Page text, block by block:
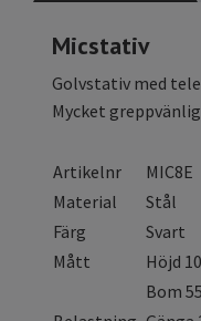
Micstativ
Golvstativ med
Mycket
Artikelnr
MIC8E
Material
Stål
Färg
Svart
Mått
Höjd
Bom